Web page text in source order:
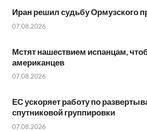
Иран решил судьбу Ормузского
07.08.2026
Мстят нашествием испанцам,
американцев
07.08.2026
ЕС ускоряет работу по
спутниковой группировки
07.08.2026